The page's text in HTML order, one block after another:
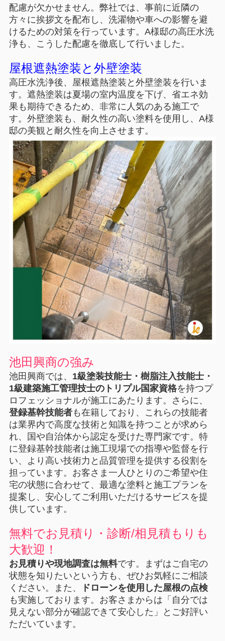
配慮が欠かせません。弊社では、事前に近隣の
方々に挨拶文を配布し、洗濯物や車への影響を避
けるための対策を行っています。A様邸の高圧水洗
浄も、こうした配慮を徹底して行いました。
屋根遮熱塗装と外壁塗装
高圧水洗浄後、屋根遮熱塗装と外壁塗装を行いま
す。遮熱塗装は夏場の室内温度を下げ、省エネ効
果も期待できるため、非常に人気のある施工で
す。外壁塗装も、耐久性の高い塗料を使用し、A様
邸の美観と耐久性を向上させます。
池田興商の強み
池田興商では、 1級塗装技能士・樹脂注入技能士・
1級建築施工管理技士のトリプル国家資格を持つプ
ロフェッショナルが施工にあたります。さらに、
登録基幹技能者も在籍しており、これらの技能者
は業界内で高度な技術と知識を持つことが求めら
れ、国や自治体から認定を受けた専門家です。特
に登録基幹技能者は施工現場での指導や監督を行
い、より高い技術力と品質管理を提供する役割を
担っています。お客さま一人ひとりのご希望や住
宅の状態に合わせて、最適な塗料と施工プランを
提案し、安心してご利用いただけるサービスを提
供しています。
無料でお見積り・診断/相見積もりも
大歓迎！
お見積りや現地調査は無料です。まずはご自宅の
状態を知りたいという方も、ぜひお気軽にご相談
ください。また、
ドローンを使用した屋根の点検
も実施しております。お客さまからは「自分では
見えない部分が確認できて安心した」とご好評い
ただいています。